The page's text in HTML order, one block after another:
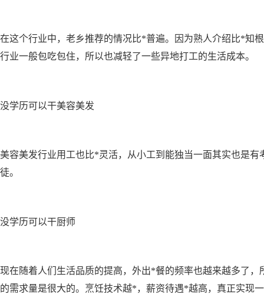
在这个行业中，老乡推荐的情况比*普遍。因为熟人介绍比*知
行业一般包吃包住，所以也减轻了一些异地打工的生活成本。
没学历可以干美容美发
美容美发行业用工也比*灵活，从小工到能独当一面其实也是
徒。
没学历可以干厨师
现在随着人们生活品质的提高，外出*餐的频率也越来越多了
的需求量是很大的。烹饪技术越*，薪资待遇*越高，真正实现